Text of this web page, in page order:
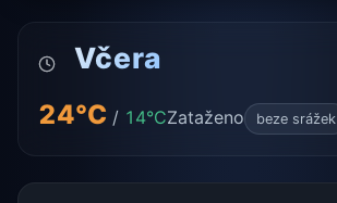
Včera
24°C / 14°CZataženo beze srážek